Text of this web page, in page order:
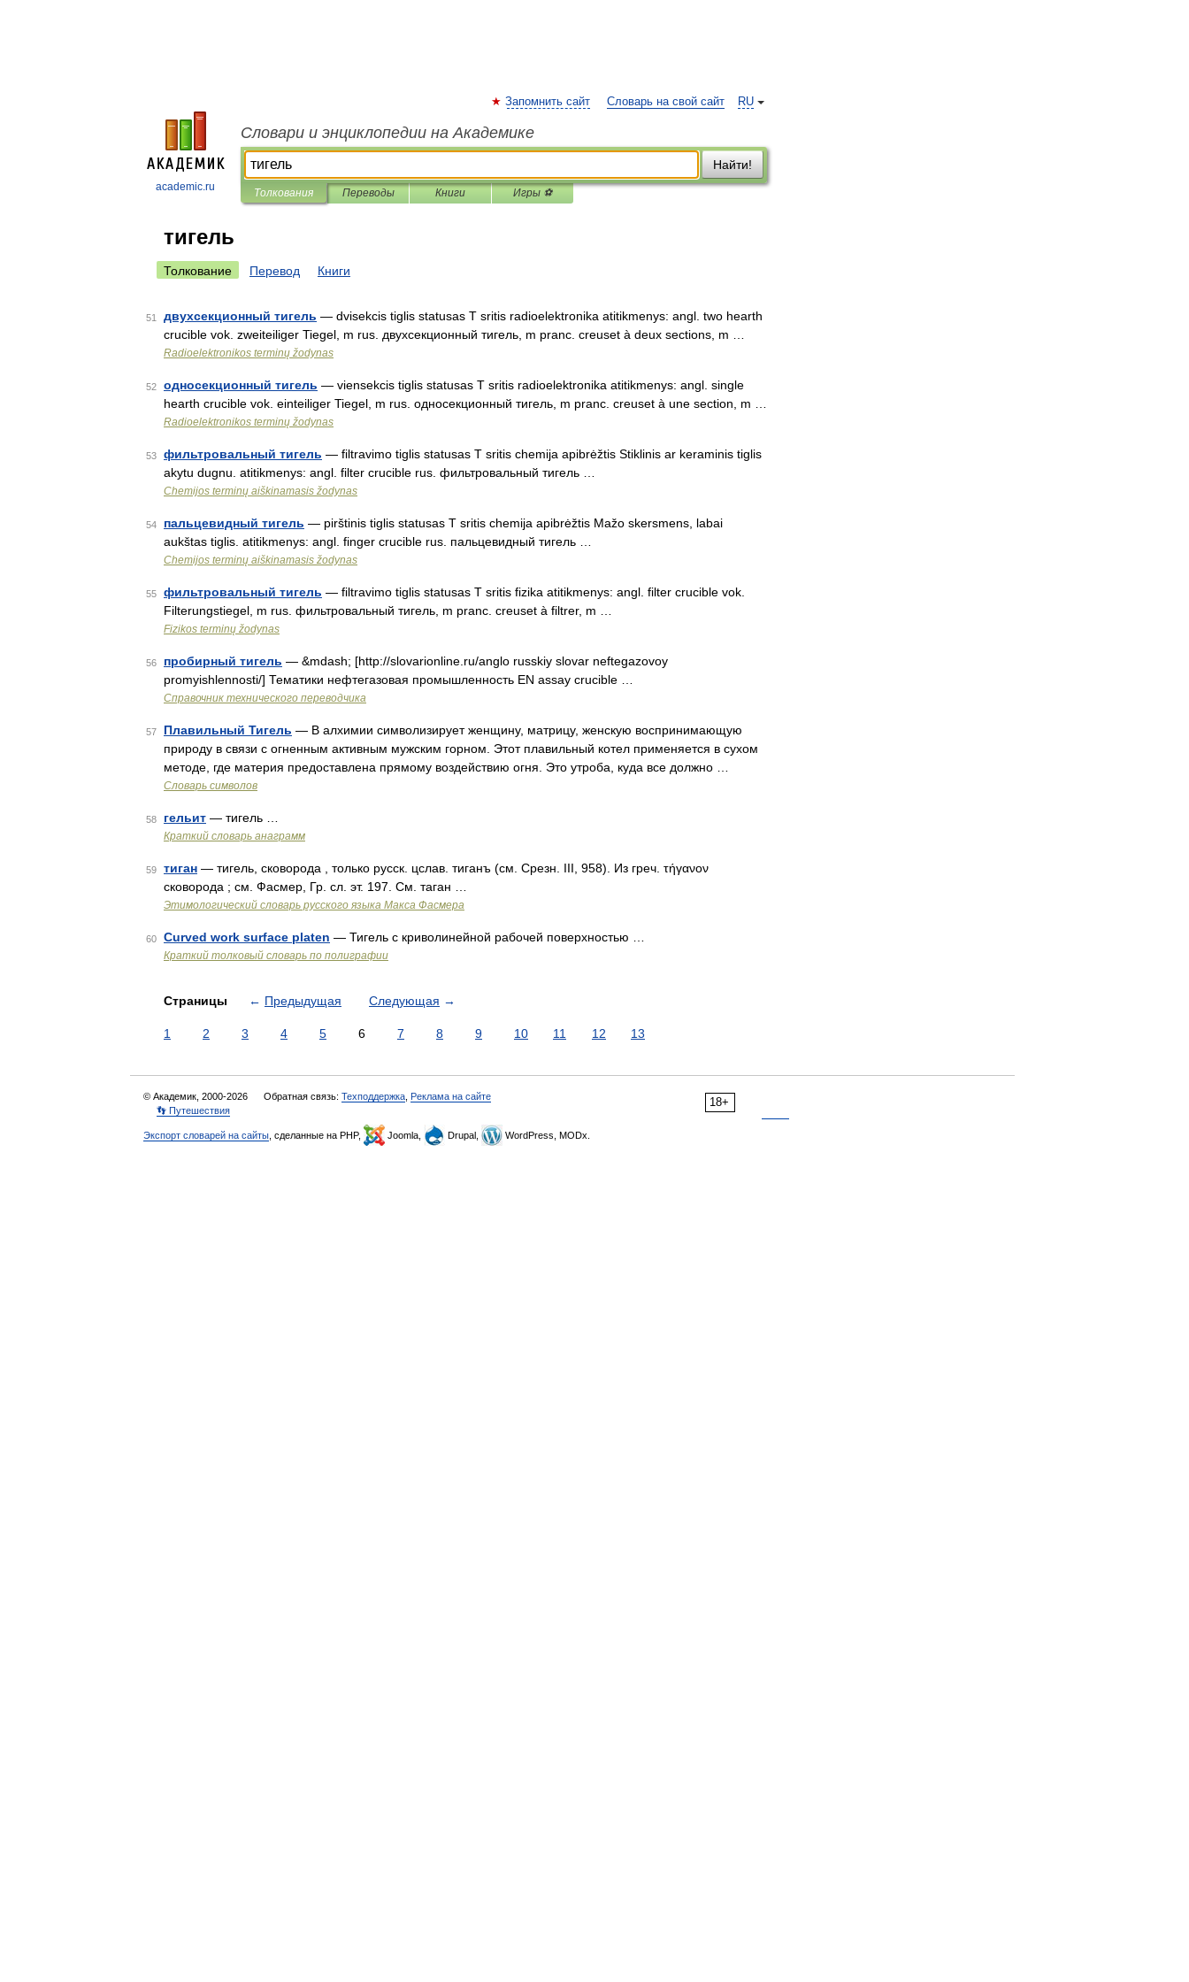
academic.ru
RU
Запомнить сайт Словарь на свой сайт
Словари и энциклопедии на Академике
Найти!
Толкования Переводы Книги Игры ⚽
тигель
Толкование Перевод Книги
51 двухсекционный тигель — dvisekcis tiglis statusas T sritis radioelektronika atitikmenys: angl. two hearth
crucible vok. zweiteiliger Tiegel, m rus. двухсекционный тигель, m pranc. creuset à deux sections, m …
Radioelektronikos terminų žodynas
52 односекционный тигель — viensekcis tiglis statusas T sritis radioelektronika atitikmenys: angl. single
hearth crucible vok. einteiliger Tiegel, m rus. односекционный тигель, m pranc. creuset à une section, m …
Radioelektronikos terminų žodynas
53 фильтровальный тигель — filtravimo tiglis statusas T sritis chemija apibrėžtis Stiklinis ar keraminis tiglis
akytu dugnu. atitikmenys: angl. filter crucible rus. фильтровальный тигель …
Chemijos terminų aiškinamasis žodynas
54 пальцевидный тигель — pirštinis tiglis statusas T sritis chemija apibrėžtis Mažo skersmens, labai
aukštas tiglis. atitikmenys: angl. finger crucible rus. пальцевидный тигель …
Chemijos terminų aiškinamasis žodynas
55 фильтровальный тигель — filtravimo tiglis statusas T sritis fizika atitikmenys: angl. filter crucible vok.
Filterungstiegel, m rus. фильтровальный тигель, m pranc. creuset à filtrer, m …
Fizikos terminų žodynas
56 пробирный тигель — &mdash; [http://slovarionline.ru/anglo russkiy slovar neftegazovoy
promyishlennosti/] Тематики нефтегазовая промышленность EN assay crucible …
Справочник технического переводчика
57 Плавильный Тигель — В алхимии символизирует женщину, матрицу, женскую воспринимающую
природу в связи с огненным активным мужским горном. Этот плавильный котел применяется в сухом
методе, где материя предоставлена прямому воздействию огня. Это утроба, куда все должно …
Словарь символов
58 гельит — тигель …
Краткий словарь анаграмм
59 тиган — тигель, сковорода , только русск. цслав. тиганъ (см. Срезн. III, 958). Из греч. τήγανον
сковорода ; см. Фасмер, Гр. сл. эт. 197. См. таган …
Этимологический словарь русского языка Макса Фасмера
60 Curved work surface platen — Тигель с криволинейной рабочей поверхностью …
Краткий толковый словарь по полиграфии
Страницы ← Предыдущая Следующая →
1 2 3 4 5 6 7 8 9 10 11 12 13
18+
© Академик, 2000-2026 Обратная связь: Техподдержка Реклама на сайте
👣 Путешествия
Экспорт словарей на сайты , сделанные на PHP, Joomla, Drupal, WordPress, MODx.